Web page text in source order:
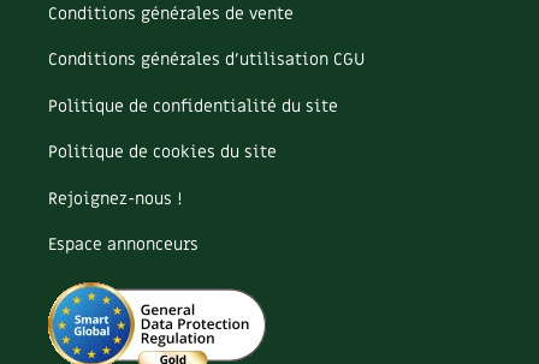
Conditions générales de vente
Conditions générales d’utilisation CGU
Politique de confidentialité du site
Politique de cookies du site
Rejoignez-nous !
Espace annonceurs